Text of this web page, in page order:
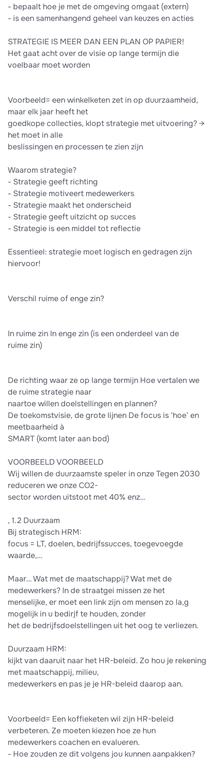
- bepaalt hoe je met de omgeving omgaat (extern)
- is een samenhangend geheel van keuzes en acties
STRATEGIE IS MEER DAN EEN PLAN OP PAPIER!
Het gaat acht over de visie op lange termijn die
voelbaar moet worden
Voorbeeld= een winkelketen zet in op duurzaamheid,
maar elk jaar heeft het
goedkope collecties, klopt strategie met uitvoering? →
het moet in alle
beslissingen en processen te zien zijn
Waarom strategie?
- Strategie geeft richting
- Strategie motiveert medewerkers
- Strategie maakt het onderscheid
- Strategie geeft uitzicht op succes
- Strategie is een middel tot reflectie
Essentieel: strategie moet logisch en gedragen zijn
hiervoor!
Verschil ruime of enge zin?
In ruime zin In enge zin (is een onderdeel van de
ruime zin)
De richting waar ze op lange termijn Hoe vertalen we
de ruime strategie naar
naartoe willen doelstellingen en plannen?
De toekomstvisie, de grote lijnen De focus is ‘hoe’ en
meetbaarheid à
SMART (komt later aan bod)
VOORBEELD VOORBEELD
Wij willen de duurzaamste speler in onze Tegen 2030
reduceren we onze CO2-
sector worden uitstoot met 40% enz…
, 1.2 Duurzaam
Bij strategisch HRM:
focus = LT, doelen, bedrijfssucces, toegevoegde
waarde,…
Maar… Wat met de maatschappij? Wat met de
medewerkers? In de straatgei missen ze het
menselijke, er moet een link zijn om mensen zo la,g
mogelijk in u bedirjf te houden, zonder
het de bedrijfsdoelstellingen uit het oog te verliezen.
Duurzaam HRM:
kijkt van daaruit naar het HR-beleid. Zo hou je rekening
met maatschappij, milieu,
medewerkers en pas je je HR-beleid daarop aan.
Voorbeeld= Een koffieketen wil zijn HR-beleid
verbeteren. Ze moeten kiezen hoe ze hun
medewerkers coachen en evalueren.
- Hoe zouden ze dit volgens jou kunnen aanpakken?